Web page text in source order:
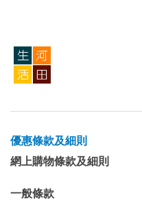
優惠條款及細則
網上購物條款及細則
一般條款